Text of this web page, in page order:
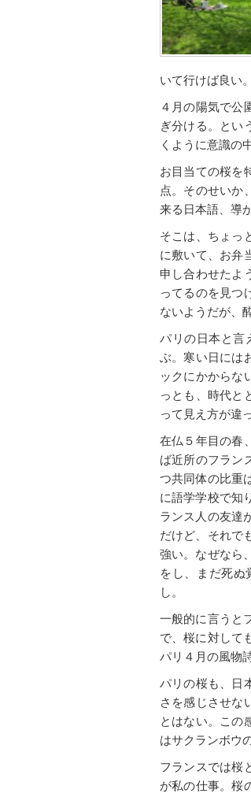
いて行けば良い。
４月の陽気で公
ぎ分ける。とい
くように意識の
お目当ての桜を
点。そのせいか
来る日本語、導
そこは、ちょっ
に敷いて、お弁
申し合わせたよ
ってるのを見つ
ないようだが、
パリの日本と言
ぶ。寒い日には
ックにかからな
っとも、時代と
って見え方が違
在仏５年目の春
ば近所のフラン
つ共同体の比重
に語学学校で知
ランス人の友達
だけど、それで
強い。なぜなら
をし、まだ死
し。
一般的に言うと
で、桜に対して
パリ４月の風物
パリの桜も、日
さを感じさせな
とはない。この
はサクランボウ
フランスでは桜
が私の仕事。桜